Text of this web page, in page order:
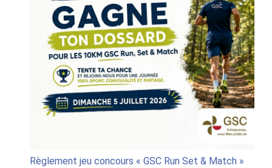
Règlement jeu concours « GSC Run Set & Match »